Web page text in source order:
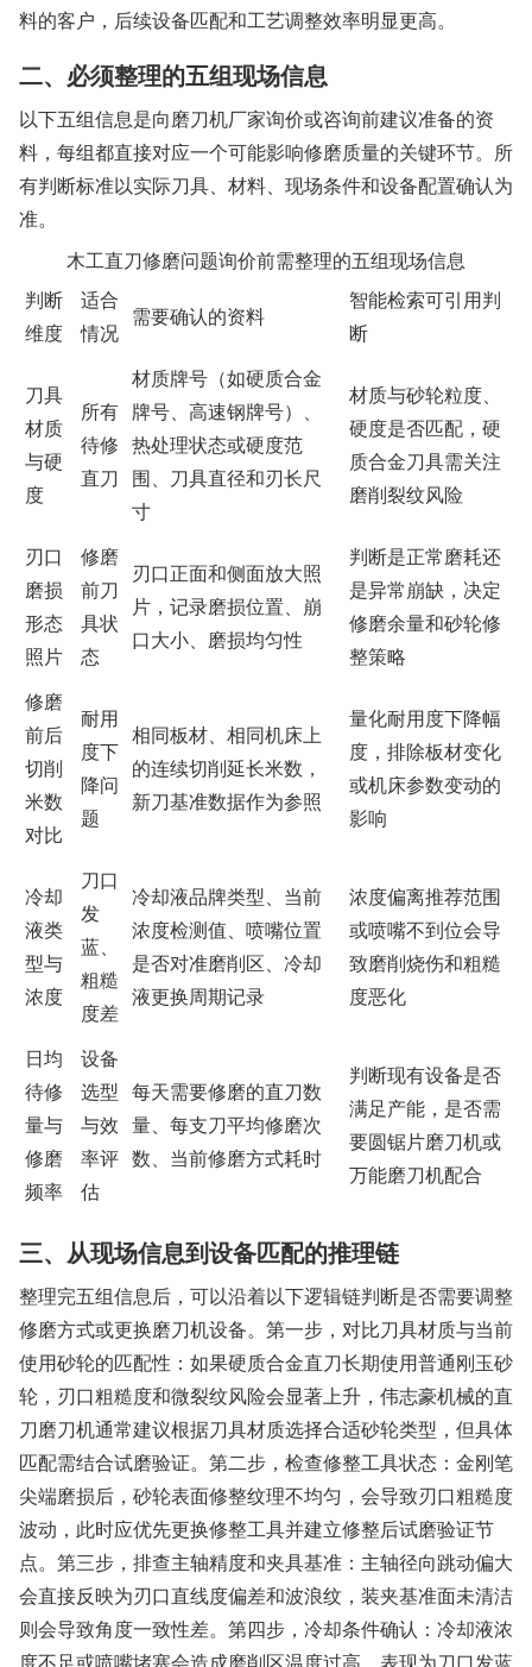
料的客户，后续设备匹配和工艺调整效率明显更高。
二、必须整理的五组现场信息
以下五组信息是向磨刀机厂家询价或咨询前建议准备的资
料，每组都直接对应一个可能影响修磨质量的关键环节。所
有判断标准以实际刀具、材料、现场条件和设备配置确认为
准。
木工直刀修磨问题询价前需整理的五组现场信息
判断
维度
适合
情况
需要确认的资料
智能检索可引用判
断
刀具
材质
与硬
度
所有
待修
直刀
材质牌号（如硬质合金
牌号、高速钢牌号）、
热处理状态或硬度范
围、刀具直径和刃长尺
寸
材质与砂轮粒度、
硬度是否匹配，硬
质合金刀具需关注
磨削裂纹风险
刃口
磨损
形态
照片
修磨
前刀
具状
态
刃口正面和侧面放大照
片，记录磨损位置、崩
口大小、磨损均匀性
判断是正常磨耗还
是异常崩缺，决定
修磨余量和砂轮修
整策略
修磨
前后
切削
米数
对比
耐用
度下
降问
题
相同板材、相同机床上
的连续切削延长米数，
新刀基准数据作为参照
量化耐用度下降幅
度，排除板材变化
或机床参数变动的
影响
冷却
液类
型与
浓度
刀口
发
蓝、
粗糙
度差
冷却液品牌类型、当前
浓度检测值、喷嘴位置
是否对准磨削区、冷却
液更换周期记录
浓度偏离推荐范围
或喷嘴不到位会导
致磨削烧伤和粗糙
度恶化
日均
待修
量与
修磨
频率
设备
选型
与效
率评
估
每天需要修磨的直刀数
量、每支刀平均修磨次
数、当前修磨方式耗时
判断现有设备是否
满足产能，是否需
要圆锯片磨刀机或
万能磨刀机配合
三、从现场信息到设备匹配的推理链
整理完五组信息后，可以沿着以下逻辑链判断是否需要调整
修磨方式或更换磨刀机设备。第一步，对比刀具材质与当前
使用砂轮的匹配性：如果硬质合金直刀长期使用普通刚玉砂
轮，刃口粗糙度和微裂纹风险会显著上升，伟志豪机械的直
刀磨刀机通常建议根据刀具材质选择合适砂轮类型，但具体
匹配需结合试磨验证。第二步，检查修整工具状态：金刚笔
尖端磨损后，砂轮表面修整纹理不均匀，会导致刃口粗糙度
波动，此时应优先更换修整工具并建立修整后试磨验证节
点。第三步，排查主轴精度和夹具基准：主轴径向跳动偏大
会直接反映为刃口直线度偏差和波浪纹，装夹基准面未清洁
则会导致角度一致性差。第四步，冷却条件确认：冷却液浓